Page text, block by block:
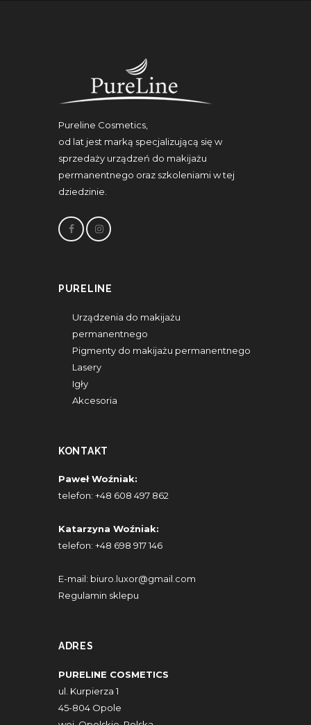
Pureline Cosmetics,
od lat jest marką specjalizującą się w
sprzedaży urządzeń do makijażu
permanentnego oraz szkoleniami w tej
dziedzinie.
PURELINE
Urządzenia do makijażu
permanentnego
Pigmenty do makijażu permanentnego
Lasery
Igły
Akcesoria
KONTAKT
Paweł Woźniak:
telefon: +48 608 497 862
Katarzyna Woźniak:
telefon: +48 698 917 146
E-mail: biuro.luxor@gmail.com
Regulamin sklepu
ADRES
PURELINE COSMETICS
ul. Kurpierza 1
45-804 Opole